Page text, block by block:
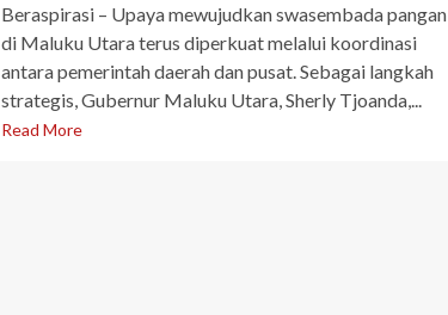
Beraspirasi – Upaya mewujudkan swasembada pangan
di Maluku Utara terus diperkuat melalui koordinasi
antara pemerintah daerah dan pusat. Sebagai langkah
strategis, Gubernur Maluku Utara, Sherly Tjoanda,...
Read More